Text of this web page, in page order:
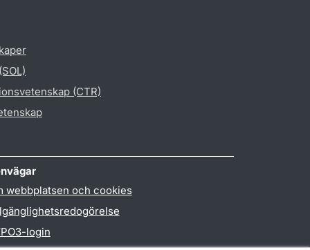
(CTR)
webbplatsen och cookies
login